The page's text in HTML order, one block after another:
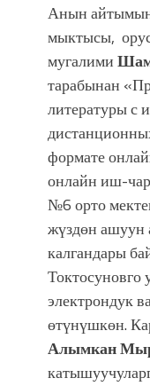
Анын
мыктысы,
мугалими
тарабынан
литературы с
формате
онлайн иш-
№6 орто
жүздөн ашуун
калгандары
Токтосуновго
электрондук
өтүнүшкөн.
Алымкан